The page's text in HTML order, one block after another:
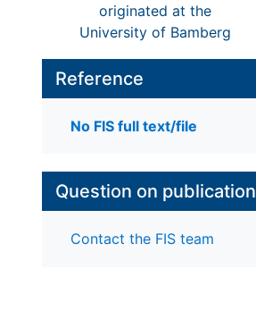
originated at the
University of Bamberg
Reference
No FIS full text/file
Question on publication
Contact the FIS team